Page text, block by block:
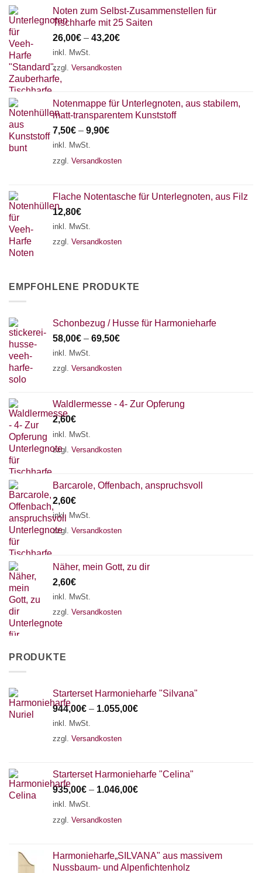
Noten zum Selbst-Zusammenstellen für
Tischharfe mit 25 Saiten
26,00€ – 43,20€
inkl. MwSt.
zzgl. Versandkosten
Notenmappe für Unterlegnoten, aus stabilem,
matt-transparentem Kunststoff
7,50€ – 9,90€
inkl. MwSt.
zzgl. Versandkosten
Flache Notentasche für Unterlegnoten, aus Filz
12,80€
inkl. MwSt.
zzgl. Versandkosten
EMPFOHLENE PRODUKTE
Schonbezug / Husse für Harmonieharfe
58,00€ – 69,50€
inkl. MwSt.
zzgl. Versandkosten
Waldlermesse - 4- Zur Opferung
2,60€
inkl. MwSt.
zzgl. Versandkosten
Barcarole, Offenbach, anspruchsvoll
2,60€
inkl. MwSt.
zzgl. Versandkosten
Näher, mein Gott, zu dir
2,60€
inkl. MwSt.
zzgl. Versandkosten
PRODUKTE
Starterset Harmonieharfe "Silvana"
944,00€ – 1.055,00€
inkl. MwSt.
zzgl. Versandkosten
Starterset Harmonieharfe "Celina"
935,00€ – 1.046,00€
inkl. MwSt.
zzgl. Versandkosten
Harmonieharfe„SILVANA" aus massivem
Nussbaum- und Alpenfichtenholz